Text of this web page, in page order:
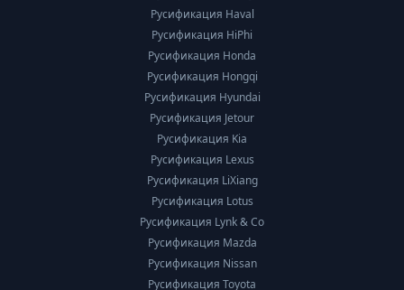
Русификация Haval
Русификация HiPhi
Русификация Honda
Русификация Hongqi
Русификация Hyundai
Русификация Jetour
Русификация Kia
Русификация Lexus
Русификация LiXiang
Русификация Lotus
Русификация Lynk & Co
Русификация Mazda
Русификация Nissan
Русификация Toyota